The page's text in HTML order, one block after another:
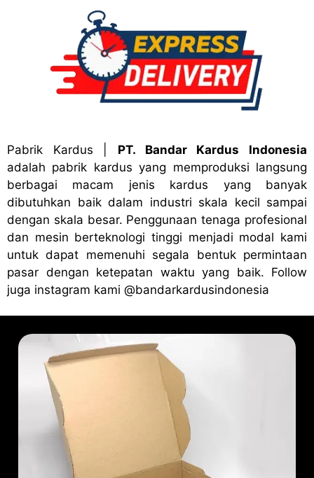
Pabrik Kardus
PT. Bandar Kardus Indonesia
adalah pabrik kardus yang memproduksi langsung
berbagai macam jenis kardus yang banyak
dibutuhkan baik dalam industri skala kecil sampai
dengan skala besar. Penggunaan tenaga profesional
dan mesin berteknologi tinggi menjadi modal kami
untuk dapat memenuhi segala bentuk permintaan
pasar dengan ketepatan waktu yang baik. Follow
juga instagram kami @bandarkardusindonesia